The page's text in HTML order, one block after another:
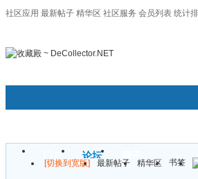
社区应用 最新帖子 精华区 社区服务 会员列表 统计
门户 论坛
[切换到宽版] 最新帖子 精华区
书签